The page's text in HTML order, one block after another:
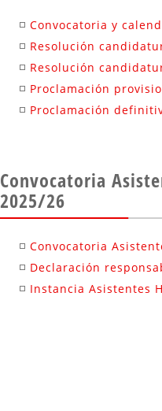
Convocatoria y
Resolución
Resolución
Proclamación
Proclamación
Convocatoria
2025/26
Convocatoria
Declaración
Instancia Asistentes